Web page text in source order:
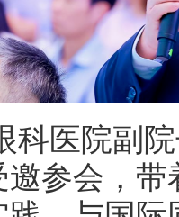
院副院
参会，